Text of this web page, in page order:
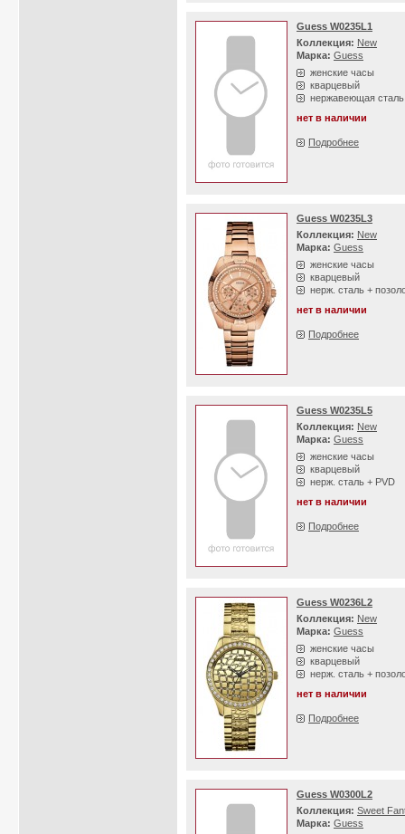
Guess W0235L1
Коллекция: New
Марка: Guess
женские часы
кварцевый
нержавеющая сталь
нет в наличии
Подробнее
Guess W0235L3
Коллекция: New
Марка: Guess
женские часы
кварцевый
нерж. сталь +
нет в наличии
Подробнее
Guess W0235L5
Коллекция: New
Марка: Guess
женские часы
кварцевый
нерж. сталь + PVD
нет в наличии
Подробнее
Guess W0236L2
Коллекция: New
Марка: Guess
женские часы
кварцевый
нерж. сталь +
нет в наличии
Подробнее
Guess W0300L2
Коллекция: Sweet
Марка: Guess